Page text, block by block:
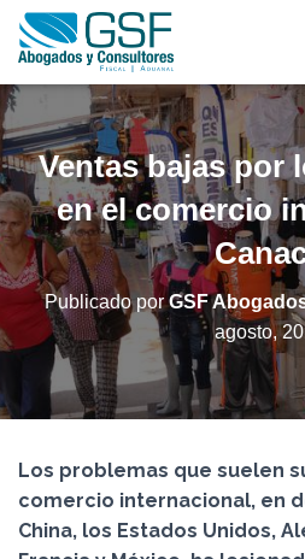
Ventas bajas por
en el comercio
Publicado porGSF
agosto,
Los problemas que suelen
comercio internacional, en
China, los Estados Unidos,